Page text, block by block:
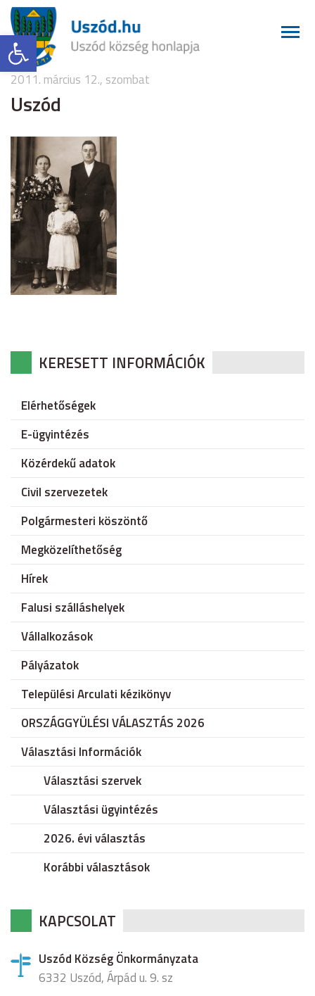
Eszköztár megnyitása
2011. március 12., szombat
Uszód
KERESETT INFORMÁCIÓK
Elérhetőségek
E-ügyintézés
Közérdekű adatok
Civil szervezetek
Polgármesteri köszöntő
Megközelíthetőség
Hírek
Falusi szálláshelyek
Vállalkozások
Pályázatok
Települési Arculati kézikönyv
ORSZÁGGYÜLÉSI VÁLASZTÁS 2026
Választási Információk
Választási szervek
Választási ügyintézés
2026. évi választás
Korábbi választások
KAPCSOLAT
Uszód Község Önkormányzata
6332 Uszód, Árpád u. 9. sz